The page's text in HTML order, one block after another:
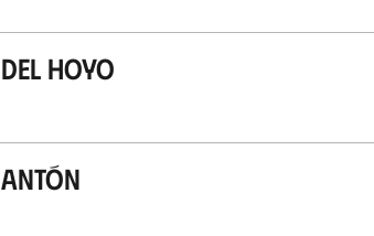
Del Hoyo
Antón